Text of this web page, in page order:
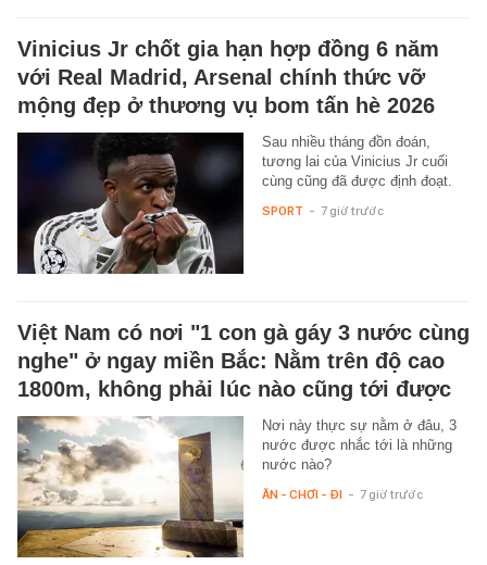
Vinicius Jr chốt gia hạn hợp đồng 6 năm
với Real Madrid, Arsenal chính thức vỡ
mộng đẹp ở thương vụ bom tấn hè 2026
Sau nhiều tháng đồn đoán,
tương lai của Vinicius Jr cuối
cùng cũng đã được định đoạt.
SPORT - 7 giờ trước
Việt Nam có nơi "1 con gà gáy 3 nước cùng
nghe" ở ngay miền Bắc: Nằm trên độ cao
1800m, không phải lúc nào cũng tới được
Nơi này thực sự nằm ở đâu, 3
nước được nhắc tới là những
nước nào?
ĂN - CHƠI - ĐI - 7 giờ trước